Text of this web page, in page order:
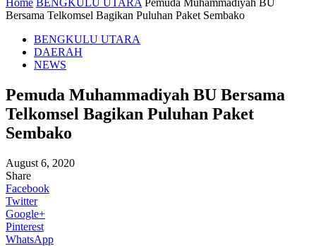
Home BENGKULU UTARA Pemuda Muhammadiyah BU
Bersama Telkomsel Bagikan Puluhan Paket Sembako
BENGKULU UTARA
DAERAH
NEWS
Pemuda Muhammadiyah BU Bersama
Telkomsel Bagikan Puluhan Paket
Sembako
August 6, 2020
Share
Facebook
Twitter
Google+
Pinterest
WhatsApp